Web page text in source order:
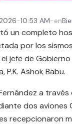
-10:53 AM-en
un completo
por los
jefe de
P.K. Ashok Babu.
a
dos aviones
recepcionaron